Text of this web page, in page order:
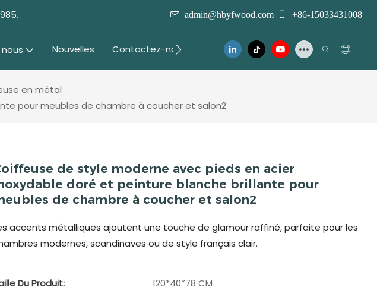
admin@hbyfwood.com +86-15033431008
Nouvelles Contactez-nous
en métal
pour meubles de chambre à coucher et salon2
de style moderne avec pieds en acier
doré et peinture blanche brillante pour
de chambre à coucher et salon2
accents métalliques ajoutent une touche de glamour raffiné, parfaite pour les
modernes, scandinaves ou de style français clair.
Du Produit:
120*40*78 CM